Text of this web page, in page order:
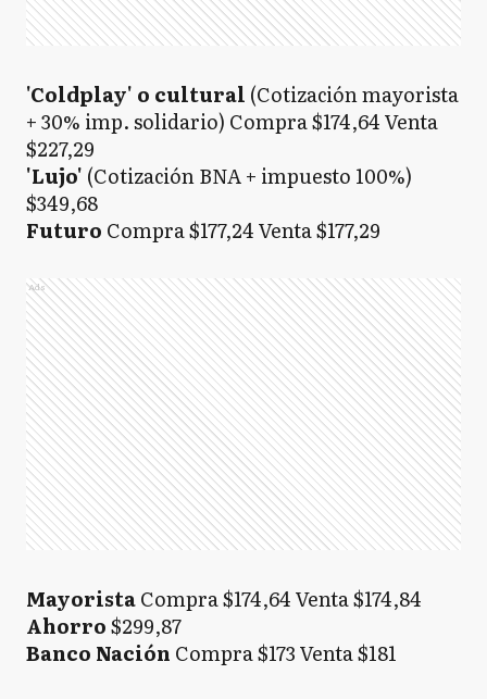
'Coldplay' o cultural (Cotización mayorista
+ 30% imp. solidario) Compra $174,64 Venta
$227,29
'Lujo' (Cotización BNA + impuesto 100%)
$349,68
Futuro Compra $177,24 Venta $177,29
Ads
MayoristaCompra $174,64 Venta $174,84
Ahorro$299,87
Banco Nación Compra $173 Venta $181